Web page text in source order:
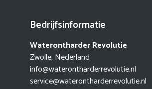
Bedrijfsinformatie
Waterontharder Revolutie
Zwolle, Nederland
info@waterontharderrevolutie.nl
service@waterontharderrevolutie.nl